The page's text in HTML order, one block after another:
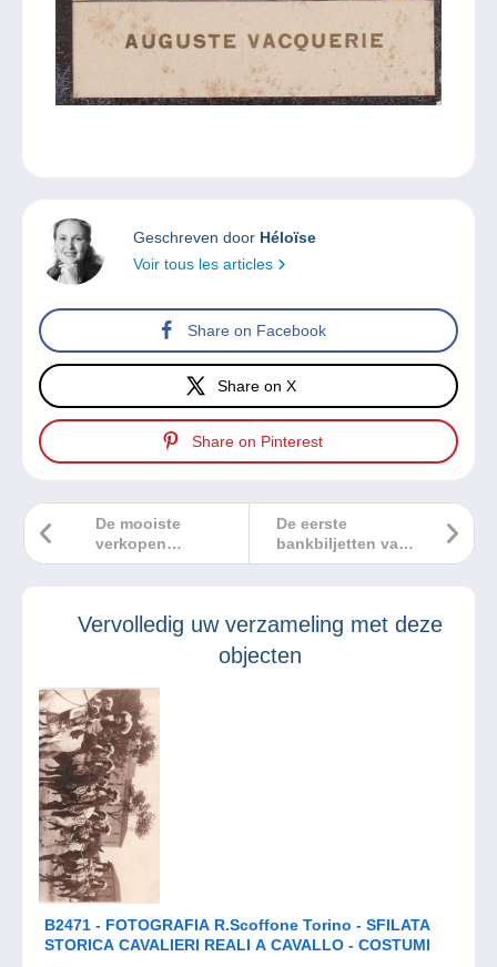
Geschreven door Héloïse
Voir tous les articles
Share on Facebook
Share on X
Share on Pinterest
De eerste
bankbiljetten van
de
De mooiste
verkopen
Delcampe februari
Vervolledig uw verzameling met deze
objecten
B2471 - FOTOGRAFIA R.Scoffone Torino - SFILATA
STORICA CAVALIERI REALI A CAVALLO - COSTUMI